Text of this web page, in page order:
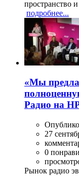
пространство
подробнее...
«Мы
Радио на
27
0
Рынок радио